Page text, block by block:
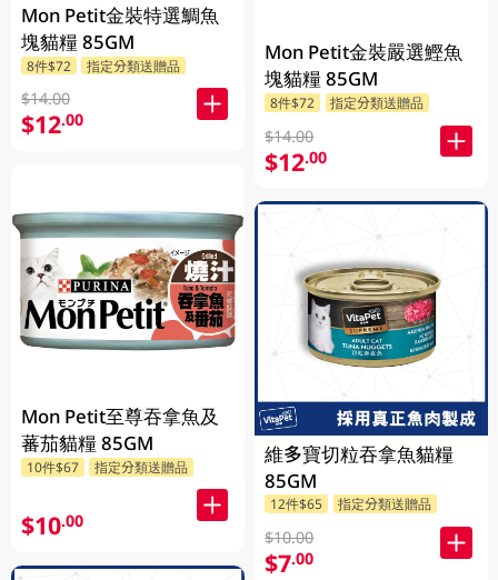
Mon Petit金裝特選鯛魚
塊貓糧 85GM
8件$72 指定分類送贈品
$14.00
$12.00
Mon Petit至尊吞拿魚及
蕃茄貓糧 85GM
10件$67 指定分類送贈品
$10.00
Mon Petit金裝嚴選鰹魚
塊貓糧 85GM
8件$72 指定分類送贈品
$14.00
$12.00
維多寶切粒吞拿魚貓糧
85GM
12件$65 指定分類送贈品
$10.00
$7.00